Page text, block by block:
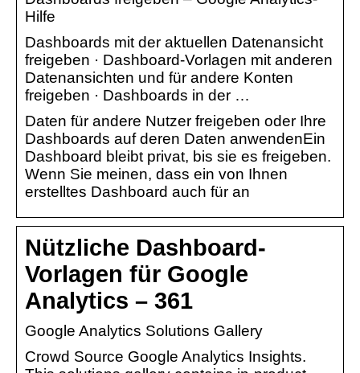
Hilfe
Dashboards mit der aktuellen Datenansicht
freigeben · Dashboard-Vorlagen mit anderen
Datenansichten und für andere Konten
freigeben · Dashboards in der …
Daten für andere Nutzer freigeben oder Ihre
Dashboards auf deren Daten anwendenEin
Dashboard bleibt privat, bis sie es freigeben.
Wenn Sie meinen, dass ein von Ihnen
erstelltes Dashboard auch für an
Nützliche Dashboard-
Vorlagen für Google
Analytics – 361
Google Analytics Solutions Gallery
Crowd Source Google Analytics Insights.